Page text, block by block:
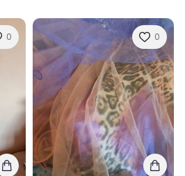
0 0